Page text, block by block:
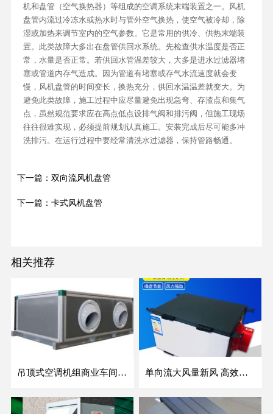
机和盘管（空气换热器）等组成的空调系统末端装置之一。风机
盘管内流过冷冻水或热水时与管外空气换热，使空气被冷却，除
湿或加热来调节室内的空气参数。它是常用的供冷、供热末端装
置。此类故障大多出在盘管供回水系统。先检查供水温度是否正
常，水量是否正常。若供回水管温差较大，大多是进水过滤器堵
塞或管道内存气造成。因为管道有堵塞或存气水流速度就会变
慢，风机盘管的时间变长，换热充分，供回水温温差就变大。为
避免此类故障，施工过程中应尽量避免出现急弯、存渣点和集气
点，虽然规范要求应在高点低点设排气阀和排污阀，但施工现场
往往很难实现，必须提前规划认真施工。安装完成后尽可能多冲
洗排污。在运行过程中要经常清洗水过滤器，保持管路畅通。
下一篇：双向流风机盘管
下一篇：卡式风机盘管
相关推荐
吊顶式空调机组商业车间防爆新风空调器射流冷暖机组 单向流大风量新风 高效除霾全热交换新风机空气净化